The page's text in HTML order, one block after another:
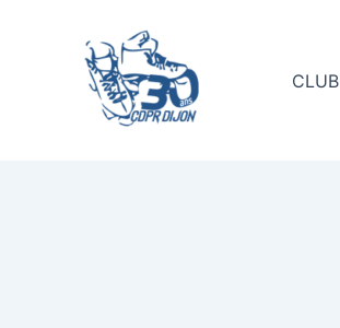
CLUB